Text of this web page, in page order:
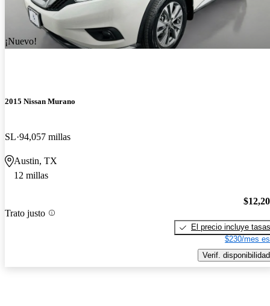
¡Nuevo!
2015 Nissan Murano
SL 94,057 millas
Austin, TX
12 millas
Trato justo
El precio incluye tasas
$230/mes
Verif. disponibilidad